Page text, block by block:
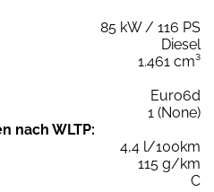
85 kW / 116 PS
Diesel
1.461 cm³
Euro6d
1 (None)
nach WLTP:
4,4 l/100km
115 g/km
C